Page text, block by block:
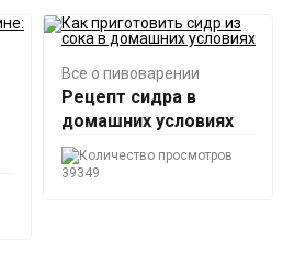
Все о пивоварении
Рецепт сидра в
домашних условиях
39349